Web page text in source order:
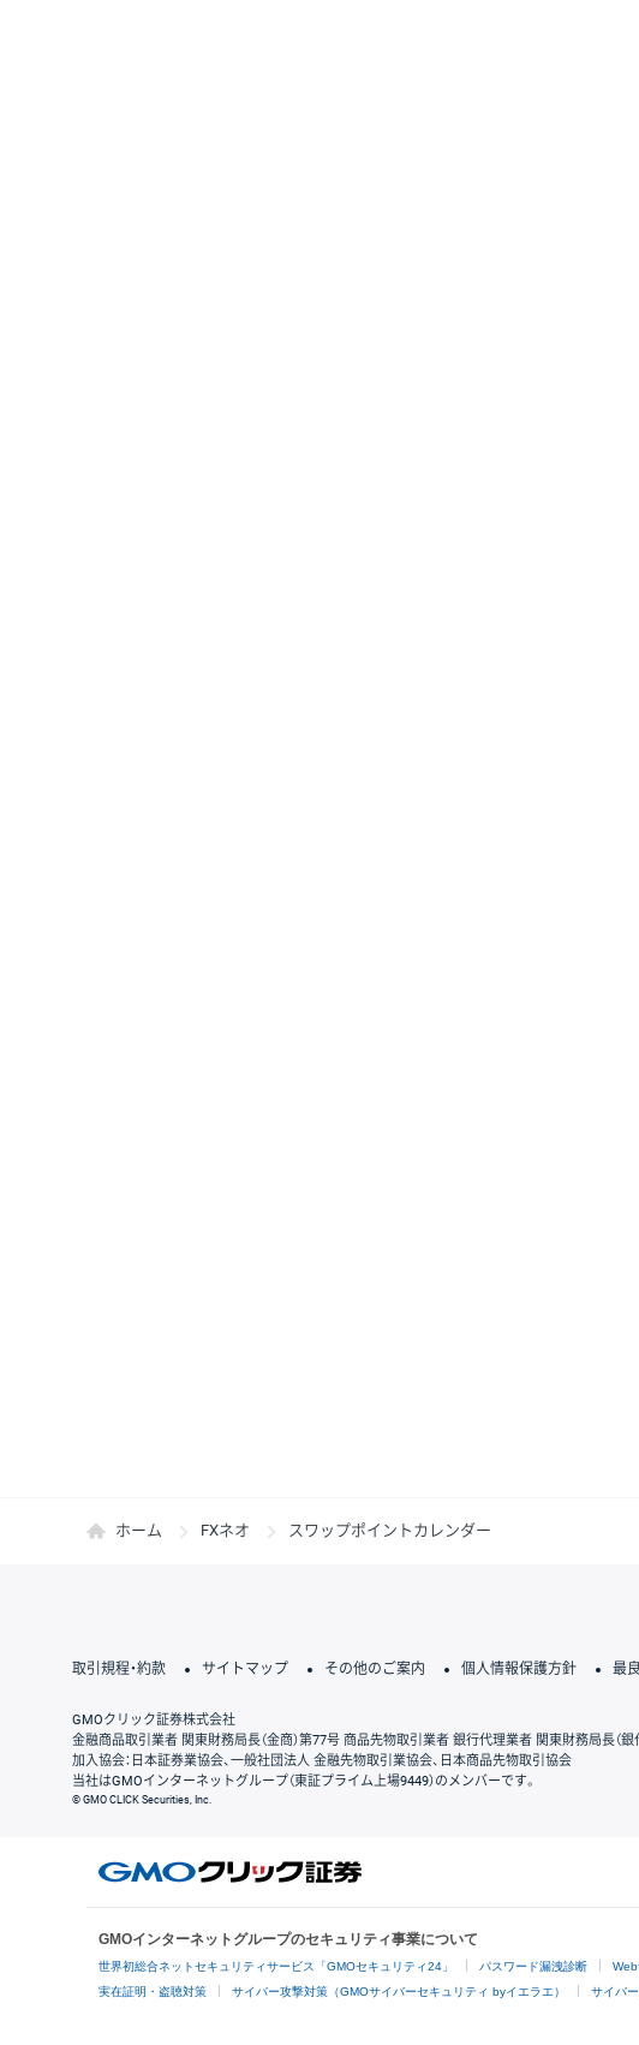
ホーム FXネオ スワップポイントカレンダー
取引規程・約款 サイトマップ その他のご案内 個人情報保護方針 最
GMOクリック証券株式会社
金融商品取引業者 関東財務局長（金商）第77号 商品先物取引業者 銀行代理業者 関東財務局長（
加入協会：日本証券業協会、一般社団法人 金融先物取引業協会、日本商品先物取引協会
当社はGMOインターネットグループ（東証プライム上場9449）のメンバーです。
© GMO CLICK Securities, Inc.
GMOインターネットグループのセキュリティ事業について
世界初総合ネットセキュリティサービス「GMOセキュリティ24」 パスワード漏洩診断
実在証明・盗聴対策 サイバー攻撃対策（GMOサイバーセキュリティ byイエラエ） サイバ